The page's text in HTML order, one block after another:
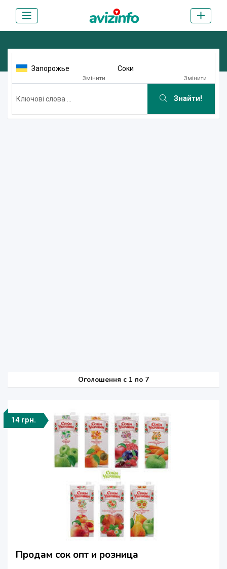
Запорожье
Змінити
Соки
Змінити
Знайти!
Оголошення c 1 по 7
14 грн.
Продам сок опт и розница